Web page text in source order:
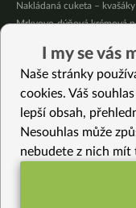
Nakládaná cuketa – kvašáky
Mrkvovo-dýňová krémová
Osvěžující čaj s
Nepečený jablečný dort s
Vybrané recepty
Lahodná hrachovka s
Jahodový koktejl bez cukru
Čočková pomazánka s dýní
I my se vás
Naše stránky
cookies. Váš
lepší obsah,
Nesouhlas může
nebudete z nich mít
Funkční